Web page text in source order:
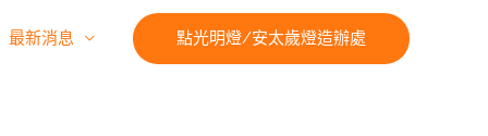
最新消息 點光明燈/安太歲燈造辦處